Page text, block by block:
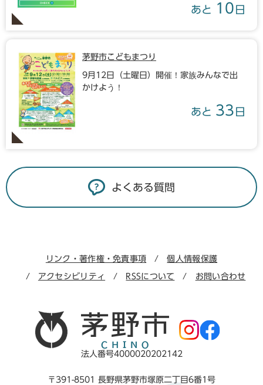
あと 10 日
茅野市こどもまつり
9月12日（土曜日）開催！家族みんなで出
かけよう！
あと 33 日
よくある質問
リンク・著作権・免責事項 個人情報保護
アクセシビリティ RSSについて お問い合わせ
法人番号4000020202142
〒391-8501 長野県茅野市塚原二丁目6番1号